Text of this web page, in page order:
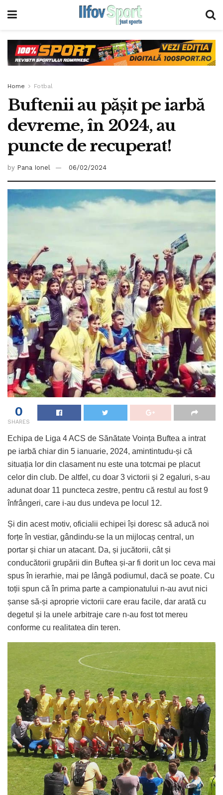
Home Fotbal
Buftenii au pășit pe iarbă
devreme, în 2024, au
puncte de recuperat!
by Pana Ionel 06/02/2024
0
SHARES
Echipa de Liga 4 ACS de Sănătate Voința Buftea a intrat
pe iarbă chiar din 5 ianuarie, 2024, amintintudu-și că
situația lor din clasament nu este una totcmai pe placut
celor din club. De altfel, cu doar 3 victorii și 2 egaluri, s-au
adunat doar 11 puncteca zestre, pentru că restul au fost 9
înfrângeri, care i-au dus undeva pe locul 12.
Și din acest motiv, oficialii echipei își doresc să aducă noi
forțe în vestiar, gândindu-se la un mijlocaș central, un
portar și chiar un atacant. Da, și jucătorii, cât și
conducătorii grupării din Buftea și-ar fi dorit un loc ceva mai
spus în ierarhie, mai pe lângă podiumul, dacă se poate. Cu
toții spun că în prima parte a campionatului n-au avut nici
șanse să-și aproprie victorii care erau facile, dar arată cu
degetul și la unele arbitraje care n-au fost tot mereu
conforme cu realitatea din teren.